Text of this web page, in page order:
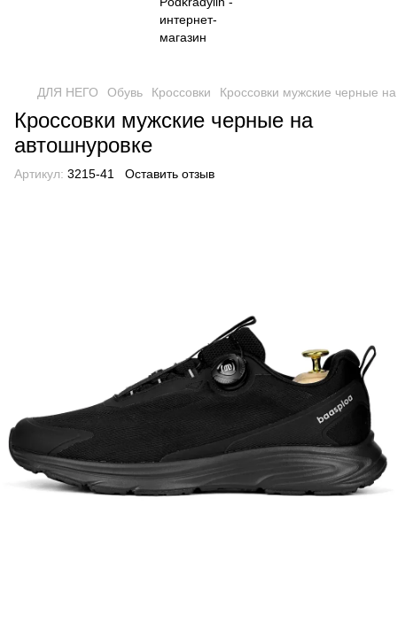
ДЛЯ НЕГО Обувь Кроссовки Кроссовки мужские черные
Кроссовки мужские черные на
автошнуровке
Артикул: 3215-41 Оставить отзыв